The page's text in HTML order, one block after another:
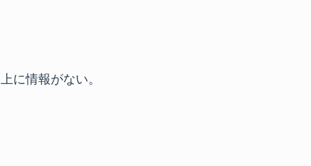
に情報がない。